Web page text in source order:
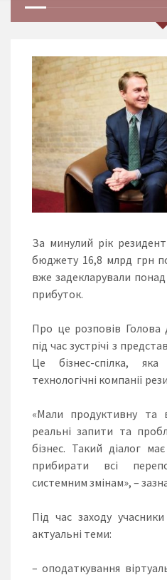
За минулий рік
бюджету 16,8 млрд грн
вже задекларували
прибуток.
Про це розповів
під час зустрічі з
Це бізнес-спілка, яка
технологічні компанії
«Мали продуктивну та
реальні запити та
бізнес. Такий діалог
прибирати всі
системним змінам», –
Під час заходу
актуальні теми:
– оподаткування